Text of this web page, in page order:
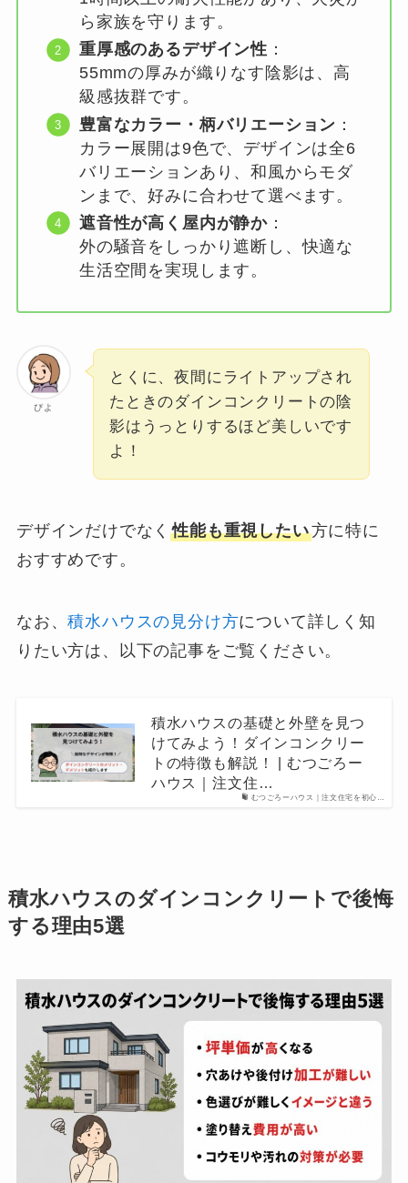
ら家族を守ります。
重厚感のあるデザイン性 ：
55mmの厚みが織りなす陰影は、高
級感抜群です。
豊富なカラー・柄バリエーション ：
カラー展開は9色で、デザインは全6
バリエーションあり、和風からモダ
ンまで、好みに合わせて選べます。
遮音性が高く屋内が静か：
外の騒音をしっかり遮断し、快適な
生活空間を実現します。
ぴよ
とくに、夜間にライトアップされ
たときのダインコンクリートの陰
影はうっとりするほど美しいです
よ！
デザインだけでなく性能も重視したい方に特に
おすすめです。
なお、積水ハウスの見分け方について詳しく知
りたい方は、以下の記事をご覧ください。
むつごろーハウス｜注文住宅を初心…
積水ハウスの基礎と外壁を見つ
けてみよう！ダインコンクリー
トの特徴も解説！ | むつごろー
ハウス｜注文住…
積水ハウスのダインコンクリートで後悔
する理由5選